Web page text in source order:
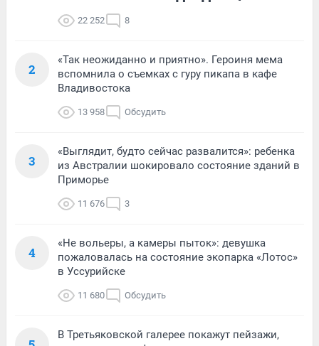
22 252 8
2
«Так неожиданно и приятно». Героиня мема
вспомнила о съемках с гуру пикапа в кафе
Владивостока
13 958 Обсудить
3
«Выглядит, будто сейчас развалится»: ребенка
из Австралии шокировало состояние зданий в
Приморье
11 676 3
4
«Не вольеры, а камеры пыток»: девушка
пожаловалась на состояние экопарка «Лотос»
в Уссурийске
11 680 Обсудить
В Третьяковской галерее покажут пейзажи,